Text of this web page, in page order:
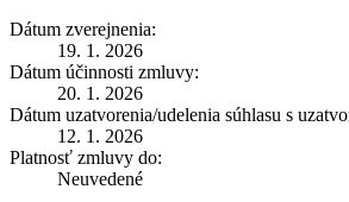
Dátum zverejnenia:
19. 1. 2026
Dátum účinnosti zmluvy:
20. 1. 2026
Dátum uzatvorenia/udelenia súhlasu s
12. 1. 2026
Platnosť zmluvy do:
Neuvedené